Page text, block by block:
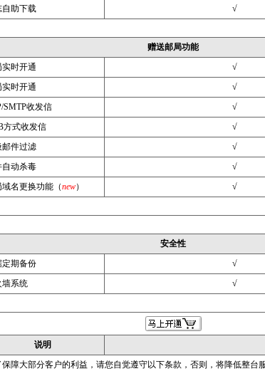
自助下载
√
赠送邮局功能
实时开通
√
实时开通
√
SMTP收发信
√
方式收发信
√
邮件过滤
√
自动杀毒
√
域名更换功能（new） √
安全性
定期备份
√
墙系统
√
说明
保障大部分客户的利益，请您自觉遵守以下条款，否则，将降低整台